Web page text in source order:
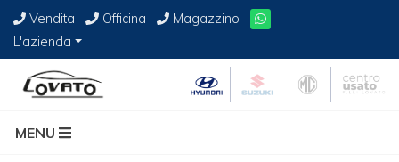
Vendita Officina
Magazzino
L'azienda
MENU